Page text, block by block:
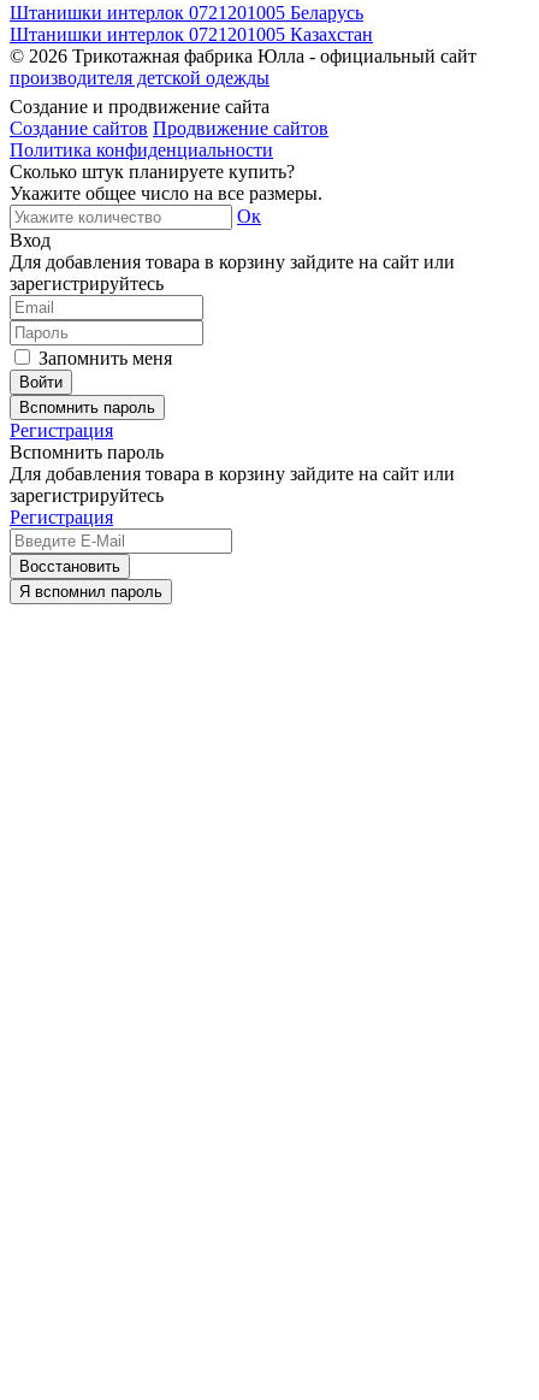
Штанишки интерлок 0721201005 Беларусь
Штанишки интерлок 0721201005 Казахстан
© 2026 Трикотажная фабрика Юлла - официальный сайт
производителя детской одежды
Создание и продвижение сайта
Создание сайтов Продвижение сайтов
Политика конфиденциальности
Сколько штук планируете купить?
Укажите общее число на все размеры.
Ок
Вход
Для добавления товара в корзину зайдите на сайт или
зарегистрируйтесь
Запомнить меня
Вспомнить пароль
Регистрация
Вспомнить пароль
Для добавления товара в корзину зайдите на сайт или
зарегистрируйтесь
Регистрация
Восстановить
Я вспомнил пароль